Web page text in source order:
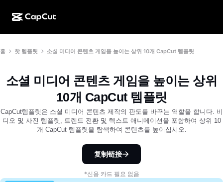
CapCut 데스크톱
CapCut 온라인
CapCut Pad
CapCut 모바일
Dreamina AI
AI로 만들기
동영상 스튜디오
AI 동영상 생성기
AI 이미지 생성기
Dreamina Seedance 2.5
기능
동영상 에디터 및 생성기
이미지 에디터 및 생성기
음성 생성기 및 에디터
소셜 미디어 템플릿
홀리데이 템플릿
정보
제휴 사용자
크리에이티브 파트너 프로그램
홈 핫 템플릿 소셜 미디어 콘텐츠 게임을 높이는 상위 10개 CapCut 템플릿
소셜 미디어 콘텐츠 게임을 높이는 상위
10개 CapCut 템플릿
CapCut템플릿은 소셜 미디어 콘텐츠 제작의 판도를 바꾸는 역할을 합니다. 비
디오 및 사진 템플릿, 트렌드 전환 및 텍스트 애니메이션을 포함하여 상위 10
개 CapCut 템플릿을 탐색하여 콘텐츠를 높이십시오.
复制链接
*신용 카드 필요 없음